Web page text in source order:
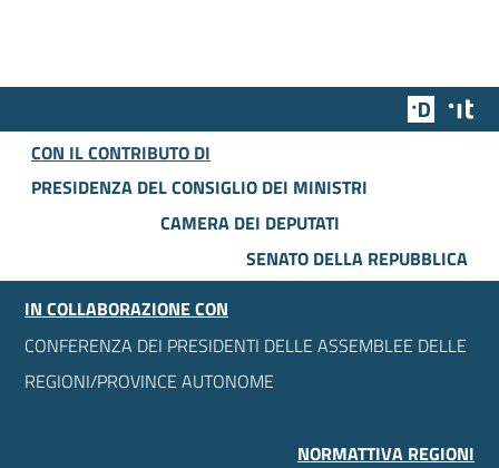
Team
CON IL CONTRIBUTO DI
PRESIDENZA DEL CONSIGLIO DEI MINISTRI
CAMERA DEI DEPUTATI
SENATO DELLA REPUBBLICA
IN COLLABORAZIONE CON
CONFERENZA DEI PRESIDENTI DELLE ASSEMBLEE DELLE
REGIONI/PROVINCE AUTONOME
NORMATTIVA REGIONI